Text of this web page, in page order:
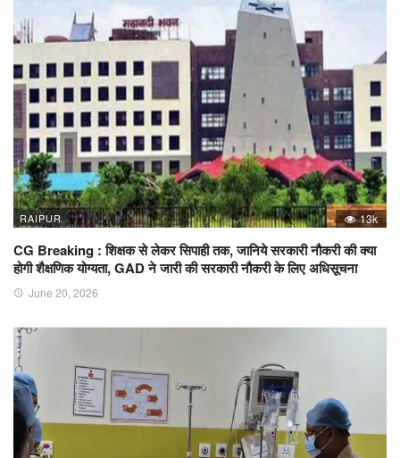
RAIPUR 13k
CG Breaking : शिक्षक से लेकर सिपाही तक, जानिये सरकारी नौकरी की क्या
होगी शैक्षणिक योग्यता, GAD ने जारी की सरकारी नौकरी के लिए अधिसूचना
June 20, 2026